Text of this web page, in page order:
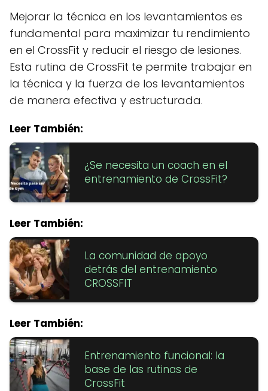
Mejorar la técnica en los levantamientos es
fundamental para maximizar tu rendimiento
en el CrossFit y reducir el riesgo de lesiones.
Esta rutina de CrossFit te permite trabajar en
la técnica y la fuerza de los levantamientos
de manera efectiva y estructurada.
Leer También:
¿Se necesita un coach en el
entrenamiento de CrossFit?
Leer También:
La comunidad de apoyo
detrás del entrenamiento
CROSSFIT
Leer También:
Entrenamiento funcional: la
base de las rutinas de
CrossFit